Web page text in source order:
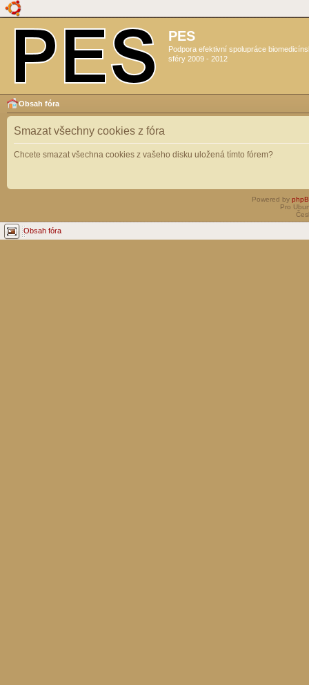
PES
Podpora efektivní spolupráce
sféry 2009 - 2012
Obsah fóra
Smazat všechny cookies z fóra
Chcete smazat všechna cookies z vašeho disku uložená tímto fórem?
Powered by
Pro
Obsah fóra